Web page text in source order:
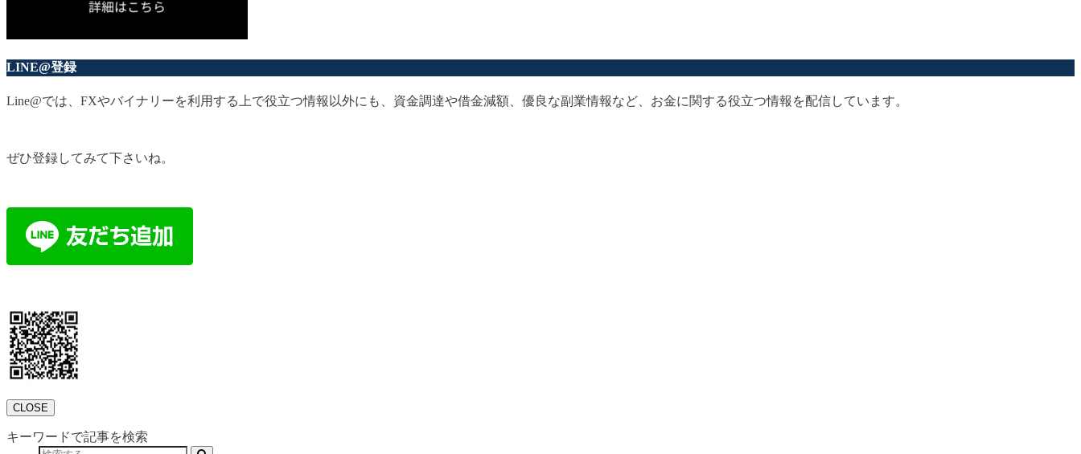
LINE@登録
Line@では、FXやバイナリーを利用する上で役立つ情報以外にも、資金調達や借金減額、優良な副業情報など、お金に関する役立つ情報を配信しています。
ぜひ登録してみて下さいね。
CLOSE
キーワードで記事を検索